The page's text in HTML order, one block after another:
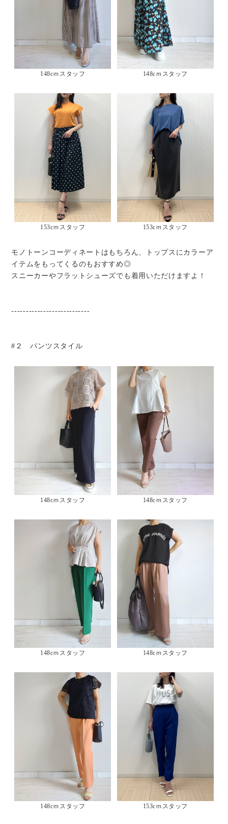
148cｍスタッフ 148cｍスタッフ
153cｍスタッフ 153cｍスタッフ
モノトーンコーディネートはもちろん、トップスにカラーア
イテムをもってくるのもおすすめ◎
スニーカーやフラットシューズでも着用いただけますよ！
---------------------------
#２ パンツスタイル
148cｍスタッフ 148cｍスタッフ
148cｍスタッフ 148cｍスタッフ
148cｍスタッフ 153cｍスタッフ